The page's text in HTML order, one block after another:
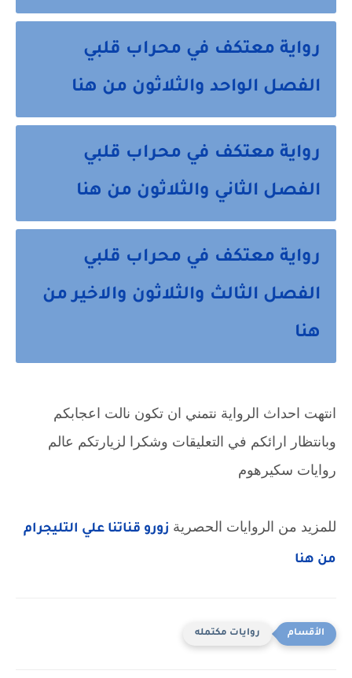
رواية معتكف في محراب قلبي
الفصل الواحد والثلاثون من هنا
رواية معتكف في محراب قلبي
الفصل الثاني والثلاثون من هنا
رواية معتكف في محراب قلبي
الفصل الثالث والثلاثون والاخير من
هنا
روايات سكيرهوم
للمزيد من الروايات الحصرية
من هنا
روايات مكتمله